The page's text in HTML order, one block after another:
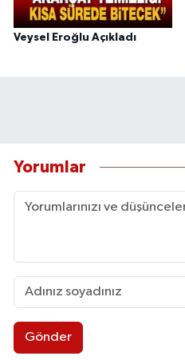
Veysel Eroğlu Açıkladı
Yorumlar
Gönder